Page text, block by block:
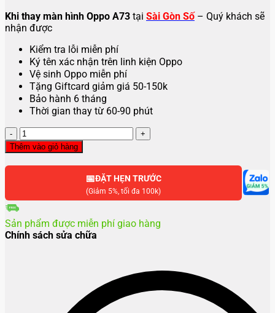
Khi thay màn hình Oppo A73 tại Sài Gòn Số– Quý khách sẽ
nhận được
Kiểm tra lỗi miễn phí
Ký tên xác nhận trên linh kiện Oppo
Vệ sinh Oppo miễn phí
Tặng Giftcard giảm giá 50-150k
Bảo hành 6 tháng
Thời gian thay từ 60-90 phút
Thay
màn
hình
Oppo
lượng
Thêm vào giỏ hàng
📅ĐẶT HẸN TRƯỚC
(Giảm 5%, tối đa 100k)
Sản phẩm được miễn phí giao hàng
Chính sách sửa chữa